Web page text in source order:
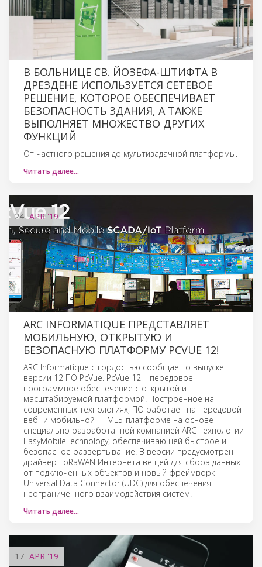
В БОЛЬНИЦЕ СВ. ЙОЗЕФА-ШТИФТА В
ДРЕЗДЕНЕ ИСПОЛЬЗУЕТСЯ СЕТЕВОЕ
РЕШЕНИЕ, КОТОРОЕ ОБЕСПЕЧИВАЕТ
БЕЗОПАСНОСТЬ ЗДАНИЯ, А ТАКЖЕ
ВЫПОЛНЯЕТ МНОЖЕСТВО ДРУГИХ
ФУНКЦИЙ
От частного решения до мультизадачной платформы.
Читать далее…
24 APR'19
ARC INFORMATIQUE ПРЕДСТАВЛЯЕТ
МОБИЛЬНУЮ, ОТКРЫТУЮ И
БЕЗОПАСНУЮ ПЛАТФОРМУ PCVUE 12!
ARC Informatique с гордостью сообщает о выпуске
версии 12 ПО PcVue. PcVue 12 – передовое
программное обеспечение с открытой и
масштабируемой платформой. Построенное на
современных технологиях, ПО работает на передовой
веб- и мобильной HTML5-платформе на основе
специально разработанной компанией ARC технологии
EasyMobileTechnology, обеспечивающей быстрое и
безопасное развертывание. В версии предусмотрен
драйвер LoRaWAN Интернета вещей для сбора данных
от подключенных объектов и новый фреймворк
Universal Data Connector (UDC) для обеспечения
неограниченного взаимодействия систем.
Читать далее…
17 APR '19